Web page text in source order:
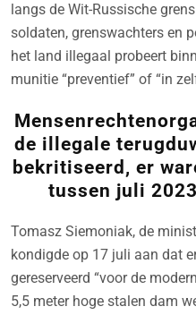
langs de Wit-Russische
soldaten, grenswachters en
het land illegaal probeert
munitie “preventief” of “in
de illegale
bekritiseerd, er
tussen juli
Tomasz Siemoniak, de
kondigde op 17 juli aan dat
gereserveerd “voor de
5,5 meter hoge stalen dam